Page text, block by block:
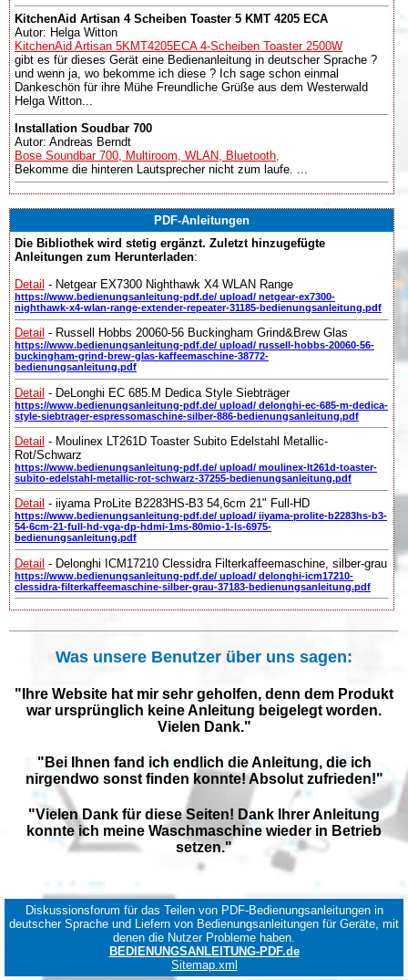
KitchenAid Artisan 4 Scheiben Toaster 5 KMT 4205 ECA
Autor: Helga Witton
KitchenAid Artisan 5KMT4205ECA 4-Scheiben Toaster 2500W
gibt es für dieses Gerät eine Bedienanleitung in deutscher Sprache ?
und wenn ja, wo bekomme ich diese ? Ich sage schon einmal
Dankeschön für ihre Mühe Freundliche Grüße aus dem Westerwald
Helga Witton...
Installation Soudbar 700
Autor: Andreas Berndt
Bose Soundbar 700, Multiroom, WLAN, Bluetooth,
Bekomme die hinteren Lautsprecher nicht zum laufe. ...
PDF-Anleitungen
Die Bibliothek wird stetig ergänzt. Zuletzt hinzugefügte
Anleitungen zum Herunterladen:
Detail - Netgear EX7300 Nighthawk X4 WLAN Range
https://www.bedienungsanleitung-pdf.de/ upload/ netgear-ex7300-
nighthawk-x4-wlan-range-extender-repeater-31185-bedienungsanleitung.pdf
Detail - Russell Hobbs 20060-56 Buckingham Grind&Brew Glas
https://www.bedienungsanleitung-pdf.de/ upload/ russell-hobbs-20060-56-
buckingham-grind-brew-glas-kaffeemaschine-38772-
bedienungsanleitung.pdf
Detail - DeLonghi EC 685.M Dedica Style Siebträger
https://www.bedienungsanleitung-pdf.de/ upload/ delonghi-ec-685-m-dedica-
style-siebtrager-espressomaschine-silber-886-bedienungsanleitung.pdf
Detail - Moulinex LT261D Toaster Subito Edelstahl Metallic-
Rot/Schwarz
https://www.bedienungsanleitung-pdf.de/ upload/ moulinex-lt261d-toaster-
subito-edelstahl-metallic-rot-schwarz-37255-bedienungsanleitung.pdf
Detail - iiyama ProLite B2283HS-B3 54,6cm 21" Full-HD
https://www.bedienungsanleitung-pdf.de/ upload/ iiyama-prolite-b2283hs-b3-
54-6cm-21-full-hd-vga-dp-hdmi-1ms-80mio-1-ls-6975-
bedienungsanleitung.pdf
Detail - Delonghi ICM17210 Clessidra Filterkaffeemaschine, silber-grau
https://www.bedienungsanleitung-pdf.de/ upload/ delonghi-icm17210-
clessidra-filterkaffeemaschine-silber-grau-37183-bedienungsanleitung.pdf
Was unsere Benutzer über uns sagen:
"Ihre Website hat mir sehr geholfen, denn dem Produkt
war ursprünglich keine Anleitung beigelegt worden.
Vielen Dank."
"Bei Ihnen fand ich endlich die Anleitung, die ich
nirgendwo sonst finden konnte! Absolut zufrieden!"
"Vielen Dank für diese Seiten! Dank Ihrer Anleitung
konnte ich meine Waschmaschine wieder in Betrieb
setzen."
Diskussionsforum für das Teilen von PDF-Bedienungsanleitungen in
deutscher Sprache und Liefern von Bedienungsanleitungen für Geräte, mit
denen die Nutzer Probleme haben.
BEDIENUNGSANLEITUNG-PDF.de
Sitemap.xml